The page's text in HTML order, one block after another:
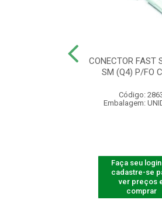
CONECTOR FAST
SM (Q4) P/FO
Código:
Embalagem:
Faça seu
cadastre-se
ver preços
comprar